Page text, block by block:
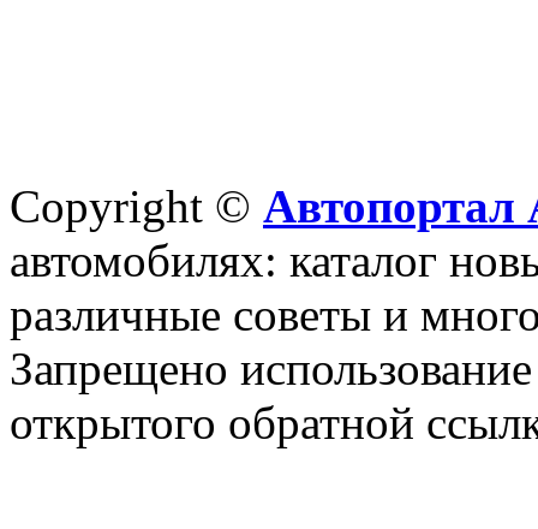
Copyright © Автопортал
автомобилях: каталог
различные советы и
Запрещено
открытого обратной